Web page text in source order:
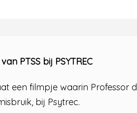
PTSS bij PSYTREC
een filmpje waarin
bij Psytrec.